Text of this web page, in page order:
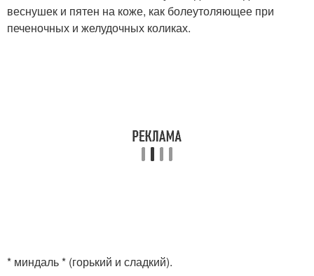
веснушек и пятен на коже, как болеутоляющее при
печеночных и желудочных коликах.
* миндаль * (горький и сладкий).